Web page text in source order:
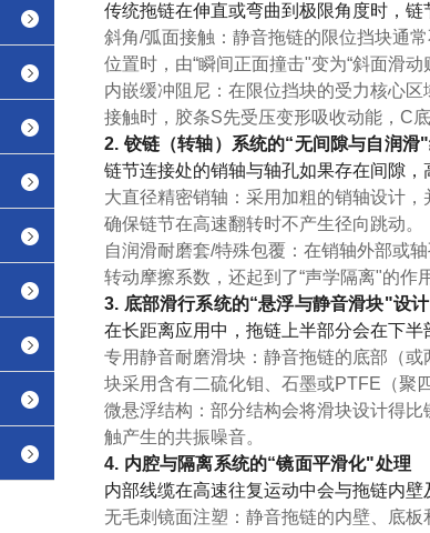
传统拖链在伸直或弯曲到极限角度时，链
斜角/弧面接触 ：静音拖链的限位挡块通
位置时，由“瞬间正面撞击"变为“斜面滑动
内嵌缓冲阻尼 ：在限位挡块的受力核心
接触时，胶条S先受压变形吸收动能，C
2. 铰链（转轴）系统的“无间隙与自润滑
链节连接处的销轴与轴孔如果存在间隙，
大直径精密销轴 ：采用加粗的销轴设计
确保链节在高速翻转时不产生径向跳动。
自润滑耐磨套/特殊包覆 ：在销轴外部或
转动摩擦系数，还起到了“声学隔离"的作
3. 底部滑行系统的“悬浮与静音滑块"设计
在长距离应用中，拖链上半部分会在下半
专用静音耐磨滑块 ：静音拖链的底部（
块采用含有二硫化钼、石墨或PTFE（聚
微悬浮结构 ：部分结构会将滑块设计得比
触产生的共振噪音。
4. 内腔与隔离系统的“镜面平滑化"处理
内部线缆在高速往复运动中会与拖链内壁
无毛刺镜面注塑 ：静音拖链的内壁、底